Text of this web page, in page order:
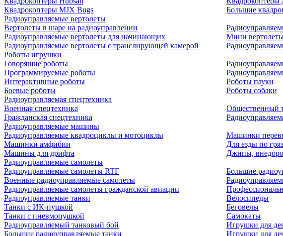
Квадрокоптеры MJX Bugs
Большие
Радиоуправляемые вертолеты
Вертолеты в шаре на радиоуправлении
Радиоуправляемые вертолеты для начинающих
Радиоуправляемые вертолеты с транслирующей камерой
Мини
Роботы игрушки
Говорящие роботы
Программируемые роботы
Интерактивные роботы
Боевые роботы
Роботы пауки
Роботы собаки
Радиоуправляемая спецтехника
Военная спецтехника
Гражданская спецтехника
Общественный
Радиоуправляемые машины
Радиоуправляемые квадроциклы и мотоциклы
Машинки амфибии
Машины для дрифта
Машинки
Для езды по
Джипы,
Радиоуправляемые самолеты
Радиоуправляемые самолеты RTF
Военные радиоуправляемые самолеты
Радиоуправляемые самолеты гражданской авиации
Большие
Радиоуправляемые танки
Танки с ИК-пушкой
Танки с пневмопушкой
Радиоуправляемый танковый бой
Большие радиоуправляемые танки
Велосипеды
Беговелы
Самокаты
Игрушки для
Игрушки для